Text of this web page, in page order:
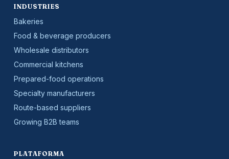
INDUSTRIES
Bakeries
Food & beverage producers
Wholesale distributors
Commercial kitchens
Prepared-food operations
Specialty manufacturers
Route-based suppliers
Growing B2B teams
PLATAFORMA